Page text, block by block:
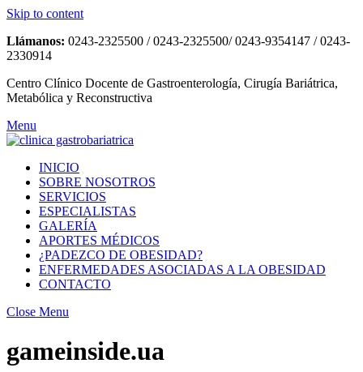
Skip to content
Llámanos: 0243-2325500 / 0243-2325500/ 0243-9354147 / 0243-
2330914
Centro Clínico Docente de Gastroenterología, Cirugía Bariátrica,
Metabólica y Reconstructiva
Menu
INICIO
SOBRE NOSOTROS
SERVICIOS
ESPECIALISTAS
GALERÍA
APORTES MÉDICOS
¿PADEZCO DE OBESIDAD?
ENFERMEDADES ASOCIADAS A LA OBESIDAD
CONTACTO
Close Menu
gameinside.ua